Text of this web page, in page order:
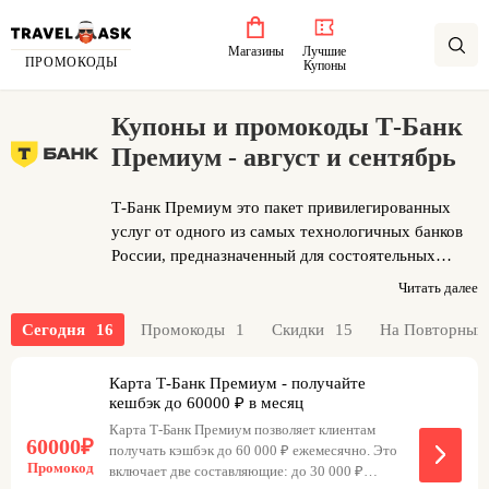
ПРОМОКОДЫ
Магазины
Лучшие
Купоны
Купоны и промокоды Т-Банк
Премиум - август и сентябрь
Т-Банк Премиум это пакет привилегированных
услуг от одного из самых технологичных банков
России, предназначенный для состоятельных
клиентов. Уникальное предложение Т-Банк
комплекса финансовых и лайфстайл-привилегий,
которые делают жизнь клиента комфортнее и
выгоднее. В набор услуг входят эксклюзивные
карты с увеличенным кешбэком и расширенными
лимитами, а также бесплатный доступ в бизнес-
залы аэропортов по всему миру. Чтобы ощутить
все выгоды премиального сервиса, можно
Читать далее
Сегодня 16 Промокоды 1 Скидки 15 На Повторный
60000₽
Промокод
Карта Т-Банк Премиум - получайте
кешбэк до 60000 ₽ в месяц
Карта Т-Банк Премиум позволяет клиентам
получать кэшбэк до 60 000 ₽ ежемесячно. Это
включает две составляющие: до 30 000 ₽